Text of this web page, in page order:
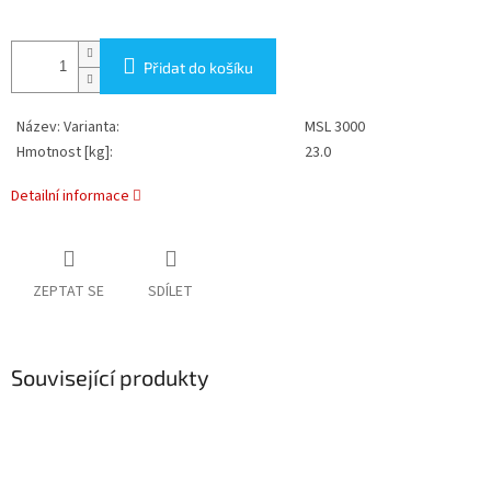
Přidat do košíku
Název: Varianta:
MSL 3000
Hmotnost [kg]:
23.0
Detailní informace
ZEPTAT SE SDÍLET
Související produkty